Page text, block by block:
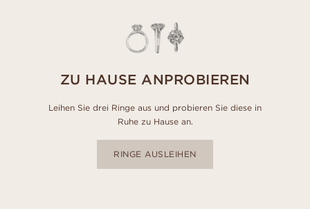
ZU HAUSE ANPROBIEREN
Leihen Sie drei Ringe aus und probieren Sie diese in
Ruhe zu Hause an.
RINGE AUSLEIHEN